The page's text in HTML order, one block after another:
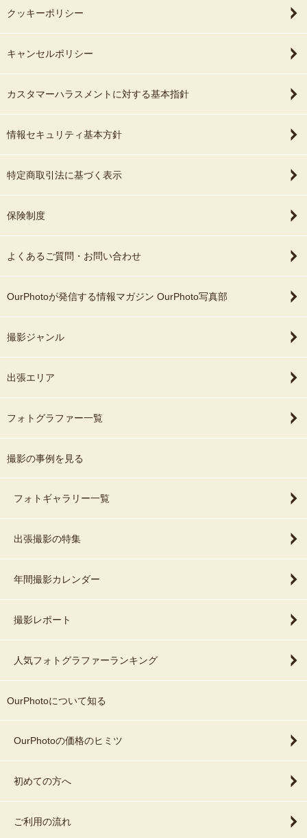
クッキーポリシー
キャンセルポリシー
カスタマーハラスメントに対する基本指針
情報セキュリティ基本方針
特定商取引法に基づく表示
保険制度
よくあるご質問・お問い合わせ
OurPhotoが発信する情報マガジン OurPhoto写真部
撮影ジャンル
出張エリア
フォトグラファー一覧
撮影の事例を見る
フォトギャラリー一覧
出張撮影の特集
年間撮影カレンダー
撮影レポート
人気フォトグラファーランキング
OurPhotoについて知る
OurPhotoの価格のヒミツ
初めての方へ
ご利用の流れ